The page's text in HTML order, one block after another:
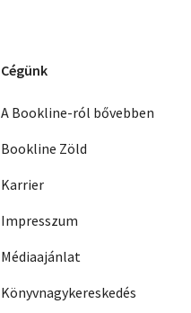
Cégünk
A Bookline-ról bővebben
Bookline Zöld
Karrier
Impresszum
Médiaajánlat
Könyvnagykereskedés